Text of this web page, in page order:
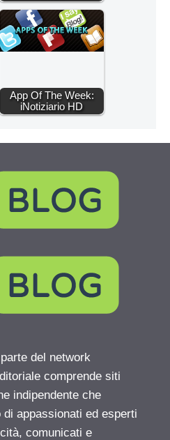
App Of The Week:
iNotiziario HD
del network
comprende siti
indipendente che
appassionati ed esperti
comunicati e